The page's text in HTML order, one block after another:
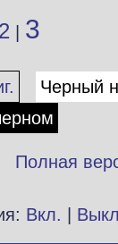
2 3
Черный
Полная
Вкл.